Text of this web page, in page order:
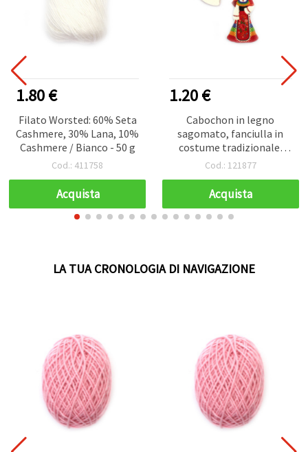
1.80 €
Filato Worsted: 60% Seta
Cashmere, 30% Lana, 10%
Cashmere / Bianco - 50 g
Cod.: 411758
Acquista
1.20 €
Cabochon in legno
sagomato, fanciulla in
costume tradizionale,
24x44x2 mm - 10 pezzi
Cod.: 121877
Acquista
LA TUA CRONOLOGIA DI NAVIGAZIONE